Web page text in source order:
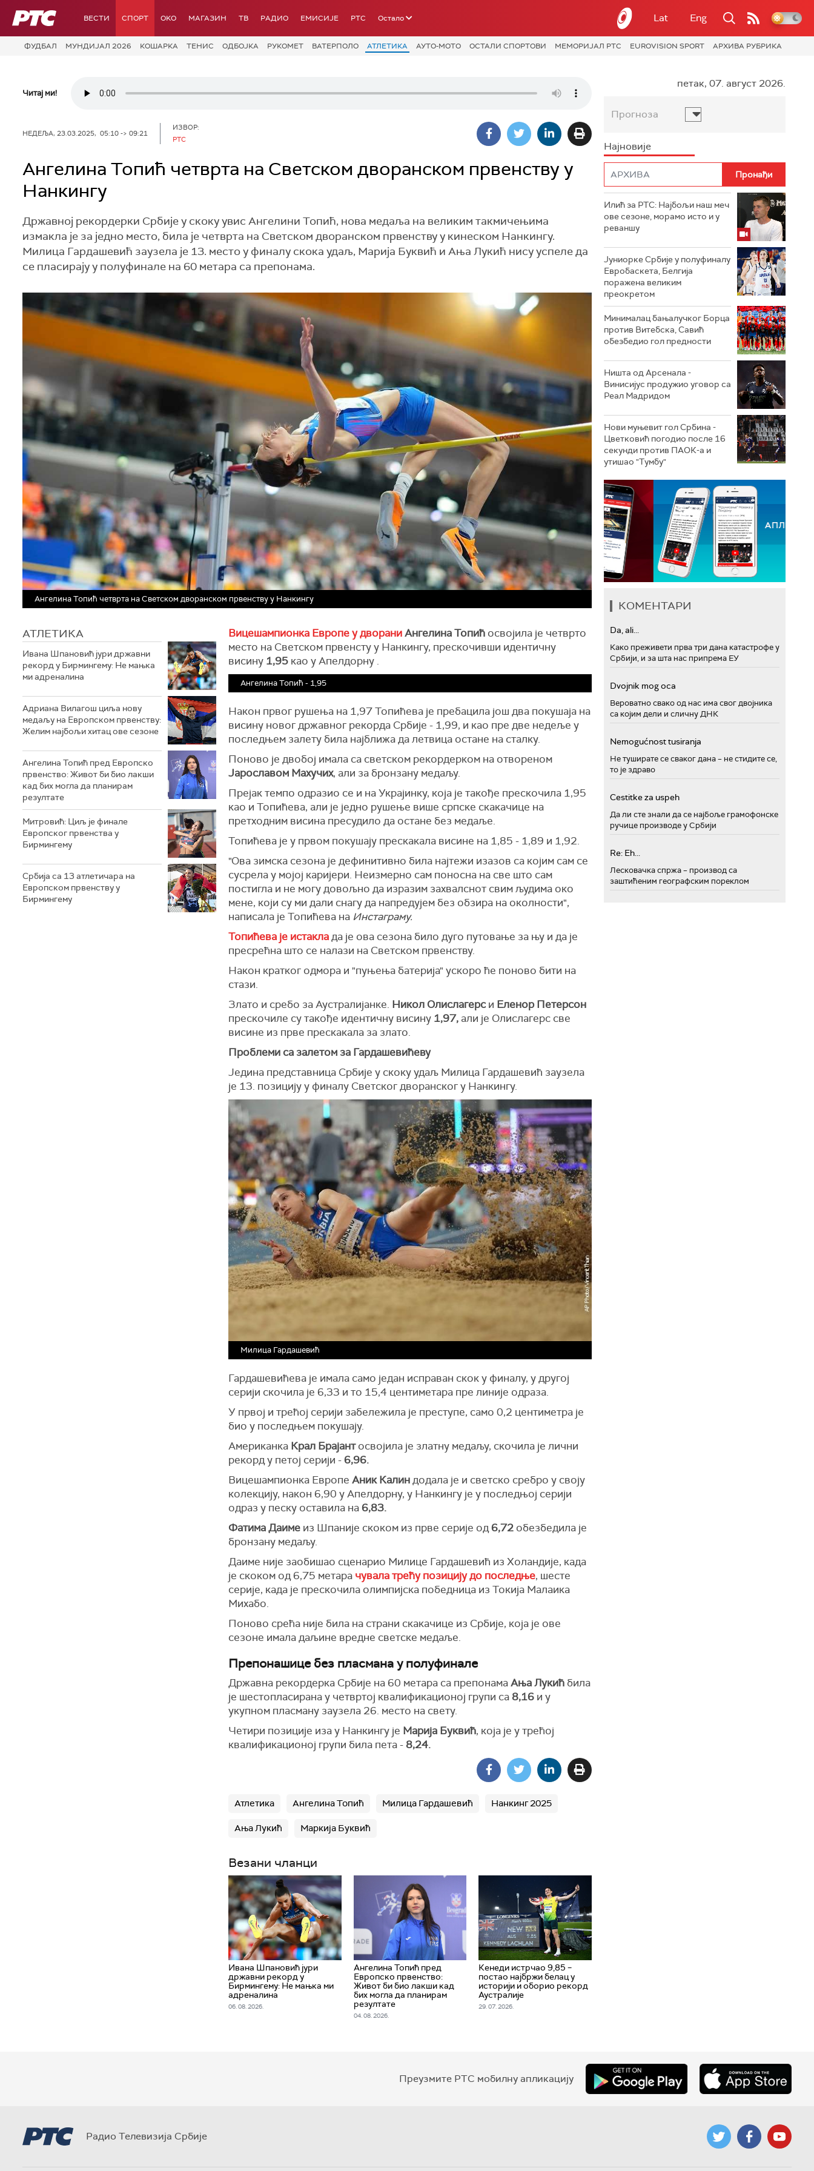
РТС ВЕСТИ СПОРТ OKO МАГАЗИН ТВ РАДИО ЕМИСИЈЕ РТС Остало Lat Eng
ФУДБАЛ МУНДИЈАЛ 2026 КОШАРКА ТЕНИС ОДБОЈКА РУКОМЕТ ВАТЕРПОЛО АТЛЕТИКА АУТО-МОТО ОСТАЛИ СПОРТОВИ МЕМОРИЈАЛ РТС EUROVISION SPORT АРХИВА РУБРИКА
Читај ми!
НЕДЕЉА, 23.03.2025, 05:10 -> 09:21
ИЗВОР:
РТС
Ангелина Топић четврта на Светском дворанском првенству у
Нанкингу
Државној рекордерки Србије у скоку увис Ангелини Топић, нова медаља на великим такмичењима
измакла је за једно место, била је четврта на Светском дворанском првенству у кинеском Нанкингу.
Милица Гардашевић заузела је 13. место у финалу скока удаљ, Марија Буквић и Ања Лукић нису успеле да
се пласирају у полуфинале на 60 метара са препонама.
Ангелина Топић четврта на Светском дворанском првенству у Нанкингу
АТЛЕТИКА
Ивана Шпановић јури државни
рекорд у Бирмингему: Не мањка
ми адреналина
Адриана Вилагош циља нову
медаљу на Европском првенству:
Желим најбољи хитац ове сезоне
Ангелина Топић пред Европско
првенство: Живот би био лакши
кад бих могла да планирам
резултате
Митровић: Циљ је финале
Европског првенства у
Бирмингему
Србија са 13 атлетичара на
Европском првенству у
Бирмингему
Вицешампионка Европе у двораниАнгелина Топић освојила је четврто
место на Светском првенсту у Нанкингу, прескочивши идентичну
висину 1,95 као у Апелдорну .
Ангелина Топић - 1,95
Након првог рушења на 1,97 Топићева је пребацила још два покушаја на
висину новог државног рекорда Србије - 1,99, и као пре две недеље у
последњем залету била најближа да летвица остане на сталку.
Поново је двобој имала са светском рекордерком на отвореном
Јарославом Махучих, али за бронзану медаљу.
Прејак темпо одразио се и на Украјинку, која је такође прескочила 1,95
као и Топићева, али је једно рушење више српске скакачице на
претходним висина пресудило да остане без медаље.
Топићева је у првом покушају прескакала висине на 1,85 - 1,89 и 1,92.
"Ова зимска сезона је дефинитивно била најтежи изазов са којим сам се
сусрела у мојој каријери. Неизмерно сам поносна на све што сам
постигла и не могу довољно да изразим захвалснот свим људима око
мене, који су ми дали снагу да напредујем без обзира на околности",
написала је Топићева на Инстаграму.
Топићева је истаклада је ова сезона било дуго путовање за њу и да је
пресрећна што се налази на Светском првенству.
Након кратког одмора и "пуњења батерија" ускоро ће поново бити на
стази.
Злато и сребо за Аустралијанке. Никол Олислагерс и Еленор Петерсон
прескочиле су такође идентичну висину 1,97, али је Олислагерс све
висине из прве прескакала за злато.
Проблеми са залетом за Гардашевићеву
Једина представница Србије у скоку удаљ Милица Гардашевић заузела
је 13. позицију у финалу Светског дворанског у Нанкингу.
Милица Гардашевић
Гардашевићева је имала само један исправан скок у финалу, у другој
серији скочила је 6,33 и то 15,4 центиметара пре линије одраза.
У првој и трећој серији забележила је преступе, само 0,2 центиметра је
био у последњем покушају.
Американка Крал Брајантосвојила је златну медаљу, скочила је лични
рекорд у петој серији -6,96.
Вицешампионка Европе Аник Калиндодала је и светско сребро у своју
колекцију, након 6,90 у Апелдорну, у Нанкингу је у последњој серији
одраз у песку оставила на6,83.
Фатима Даиме из Шпаније скоком из прве серије од6,72 обезбедила је
бронзану медаљу.
Даиме није заобишао сценарио Милице Гардашевић из Холандије, када
је скоком од 6,75 метара чувала трећу позицију до последње, шесте
серије, када је прескочила олимпијска победница из Токија Малаика
Михабо.
Поново срећа није била на страни скакачице из Србије, која је ове
сезоне имала даљине вредне светске медаље.
Препонашице без пласмана у полуфинале
Државна рекордерка Србије на 60 метара са препонамаАња Лукић била
је шестопласирана у четвртој квалификационој групи са 8,16 и у
укупном пласману заузела 26. место на свету.
Четири позиције иза у Нанкингу је Марија Буквић, која је у трећој
квалификационој групи била пета - 8,24.
Атлетика Ангелина Топић Милица Гардашевић Нанкинг 2025
Ања Лукић Маркија Буквић
Везани чланци
Ивана Шпановић јури
државни рекорд у
Бирмингему: Не мањка ми
адреналина
06. 08. 2026.
Ангелина Топић пред
Европско првенство:
Живот би био лакши кад
бих могла да планирам
резултате
04. 08. 2026.
Кенеди истрчао 9,85 –
постао најбржи белац у
историји и оборио рекорд
Аустралије
29. 07. 2026.
петак, 07. август 2026.
Прогноза
Најновије
Илић за РТС: Најбољи наш меч
ове сезоне, морамо исто и у
реваншу
Јуниорке Србије у полуфиналу
Евробаскета, Белгија
поражена великим
преокретом
Минималац бањалучког Борца
против Витебска, Савић
обезбедио гол предности
Ништа од Арсенала -
Винисијус продужио уговор са
Реал Мадридом
Нови муњевит гол Србина -
Цветковић погодио после 16
секунди против ПАОК-а и
утишао "Тумбу"
КОМЕНТАРИ
Da, ali...
Како преживети прва три дана катастрофе у
Србији, и за шта нас припрема ЕУ
Dvojnik mog oca
Вероватно свако од нас има свог двојника
са којим дели и сличну ДНК
Nemogućnost tusiranja
Не туширате се сваког дана – не стидите се,
то је здраво
Cestitke za uspeh
Да ли сте знали да се најбоље грамофонске
ручице производе у Србији
Re: Eh...
Лесковачка спржа – производ са
заштићеним географским пореклом
Преузмите РТС мобилну апликацију
Радио Телевизија Србије